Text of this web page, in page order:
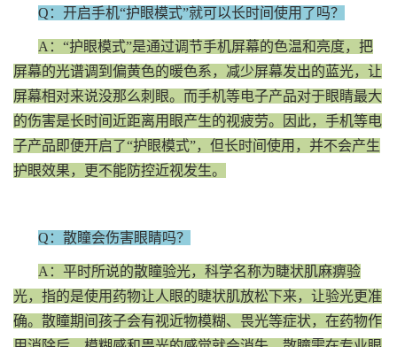
Q：开启手机“护眼模式”就可以长时间使用了吗？
A：“护眼模式”是通过调节手机屏幕的色温和亮度，把
屏幕的光谱调到偏黄色的暖色系，减少屏幕发出的蓝光，让
屏幕相对来说没那么刺眼。而手机等电子产品对于眼睛最大
的伤害是长时间近距离用眼产生的视疲劳。因此，手机等电
子产品即便开启了“护眼模式”，但长时间使用，并不会产生
护眼效果，更不能防控近视发生。
Q：散瞳会伤害眼睛吗？
A：平时所说的散瞳验光，科学名称为睫状肌麻痹验
光，指的是使用药物让人眼的睫状肌放松下来，让验光更准
确。散瞳期间孩子会有视近物模糊、畏光等症状，在药物作